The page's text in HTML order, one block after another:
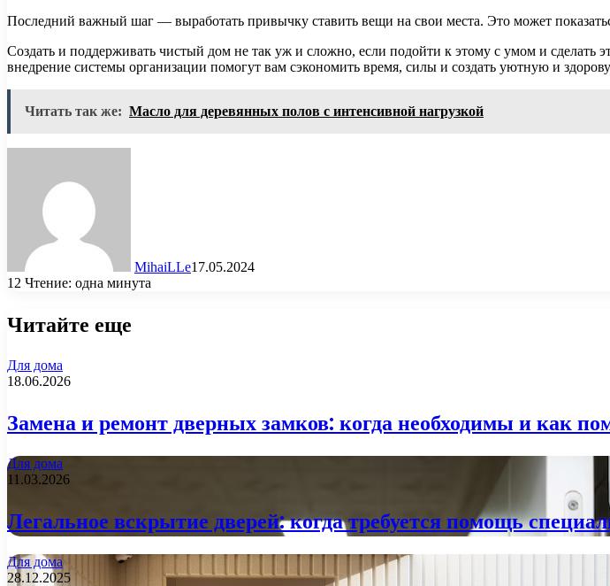
Последний важный шаг — выработать привычку ставить вещи на свои места. Это может
Создать и поддерживать чистый дом не так уж и сложно, если подойти к этому с умом и сделать
внедрение системы организации помогут вам сэкономить время, силы и создать уютную и
Читать так же: Масло для деревянных полов с интенсивной нагрузкой
MihaiLLe17.05.2024
12 Чтение: одна минута
Читайте еще
Для дома
18.06.2026
Замена и ремонт дверных замков: когда необходимы и как
Для дома
11.03.2026
Легальное вскрытие дверей: когда требуется помощь
Для дома
28.12.2025